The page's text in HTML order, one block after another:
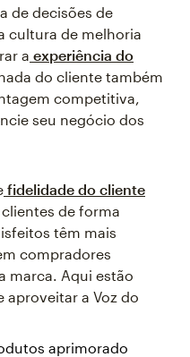
de decisões de
cultura de melhoria
a experiência do
do cliente também
competitiva,
seu negócio dos
fidelidade do cliente
de forma
têm mais
compradores
marca. Aqui estão
a Voz do
aprimorado